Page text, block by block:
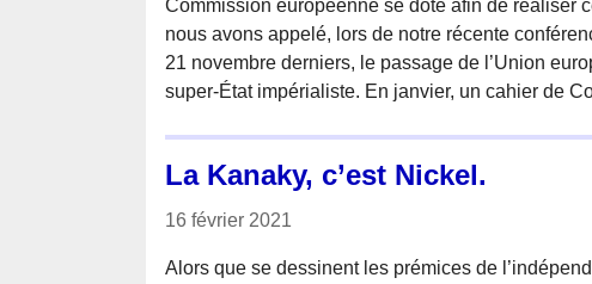
Commission européenne se dote afin de réaliser
nous avons appelé, lors de notre récente
21 novembre derniers, le passage de l’Union
super-État impérialiste. En janvier, un cahier de
La Kanaky, c’est Nickel.
16 février 2021
Alors que se dessinent les prémices de